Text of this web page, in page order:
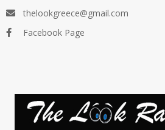
thelookgreece@gmail.com
Facebook Page